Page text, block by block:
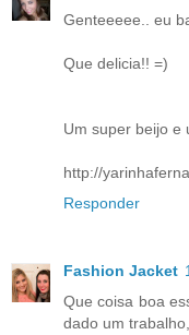
Genteeeee.. eu
Que delicia!! =)
Um super beijo e
http://
Responder
Fashion Jacket
Que coisa boa
dado um